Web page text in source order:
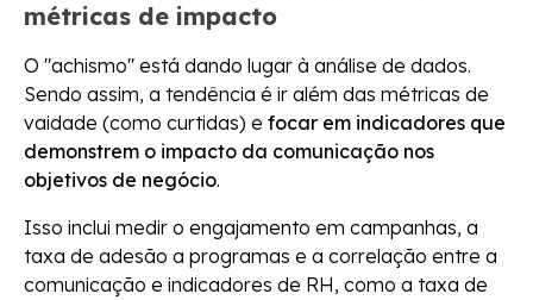
métricas de impacto
O "achismo" está dando lugar à análise de dados.
Sendo assim, a tendência é ir além das métricas de
vaidade (como curtidas) e focar em indicadores que
demonstrem o impacto da comunicação nos
objetivos de negócio.
Isso inclui medir o engajamento em campanhas, a
taxa de adesão a programas e a correlação entre a
comunicação e indicadores de RH, como a taxa de